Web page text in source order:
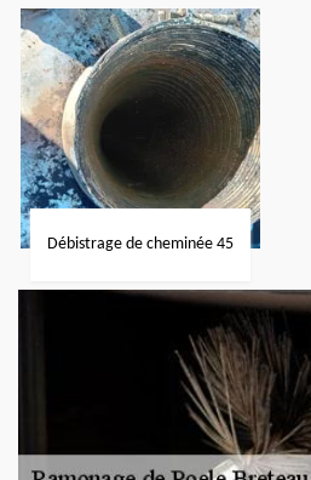
Débistrage de cheminée 45